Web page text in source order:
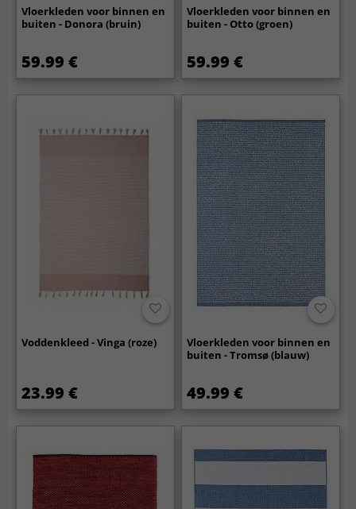
Vloerkleden voor binnen en
buiten - Donora (bruin)
59.99 €
Vloerkleden voor binnen en
buiten - Otto (groen)
59.99 €
Voddenkleed - Vinga (roze)
23.99 €
Vloerkleden voor binnen en
buiten - Tromsø (blauw)
49.99 €